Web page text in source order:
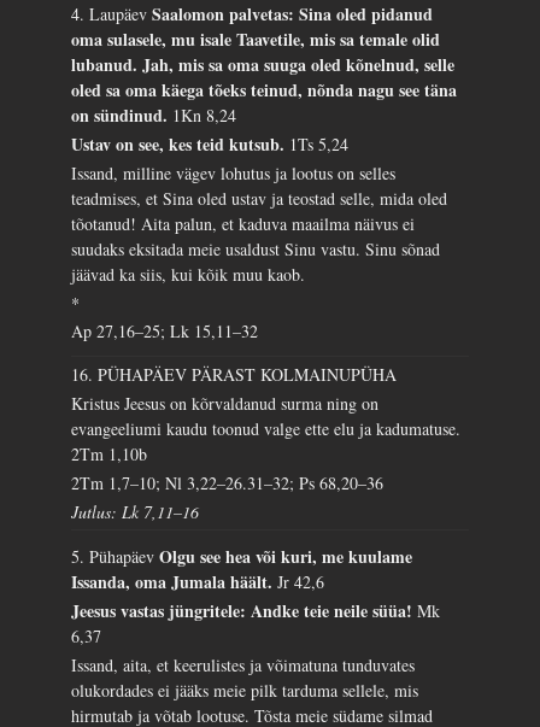
4. LaupäevSaalomon palvetas: Sina oled pidanud
oma sulasele, mu isale Taavetile, mis sa temale olid
lubanud. Jah, mis sa oma suuga oled kõnelnud, selle
oled sa oma käega tõeks teinud, nõnda nagu see täna
on sündinud. 1Kn 8,24
Ustav on see, kes teid kutsub. 1Ts 5,24
Issand, milline vägev lohutus ja lootus on selles
teadmises, et Sina oled ustav ja teostad selle, mida oled
tõotanud! Aita palun, et kaduva maailma näivus ei
suudaks eksitada meie usaldust Sinu vastu. Sinu sõnad
jäävad ka siis, kui kõik muu kaob.
*
Ap 27,16–25; Lk 15,11–32
16. PÜHAPÄEV PÄRAST KOLMAINUPÜHA
Kristus Jeesus on kõrvaldanud surma ning on
evangeeliumi kaudu toonud valge ette elu ja kadumatuse.
2Tm 1,10b
2Tm 1,7–10; Nl 3,22–26.31–32; Ps 68,20–36
Jutlus: Lk 7,11–16
5. PühapäevOlgu see hea või kuri, me kuulame
Issanda, oma Jumala häält.Jr 42,6
Jeesus vastas jüngritele: Andke teie neile süüa!Mk
6,37
Issand, aita, et keerulistes ja võimatuna tunduvates
olukordades ei jääks meie pilk tarduma sellele, mis
hirmutab ja võtab lootuse. Tõsta meie südame silmad